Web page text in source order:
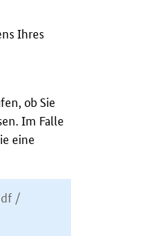
Ihres
ob Sie
Im Falle
eine
/